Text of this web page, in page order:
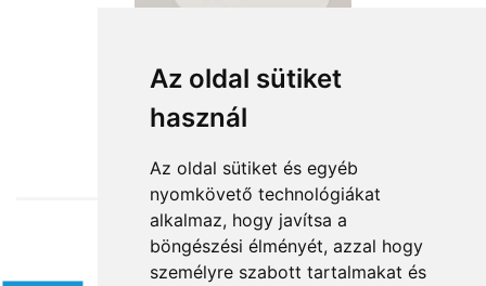
Az oldal sütiket
használ
Az oldal sütiket és egyéb
nyomkövető technológiákat
alkalmaz, hogy javítsa a
böngészési élményét, azzal hogy
személyre szabott tartalmakat és
BMW fanoknak
11 800 Ft-tól
Elfogadott fizetési módok